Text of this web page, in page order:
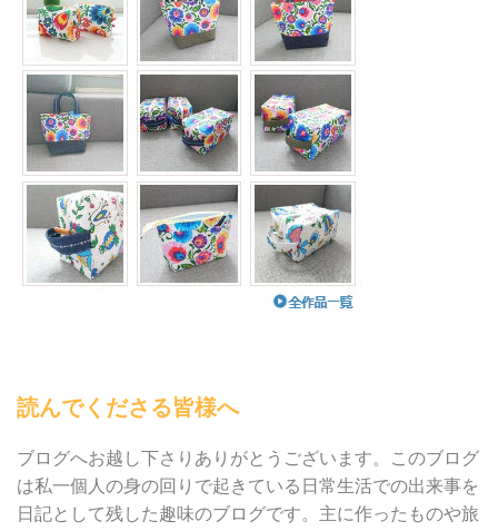
読んでくださる皆様へ
ブログへお越し下さりありがとうございます。このブログ
は私一個人の身の回りで起きている日常生活での出来事を
日記として残した趣味のブログです。主に作ったものや旅